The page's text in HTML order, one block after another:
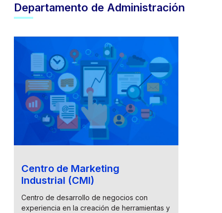
Departamento de Administración
Centro de Marketing
Industrial (CMI)
Centro de desarrollo de negocios con
experiencia en la creación de herramientas y